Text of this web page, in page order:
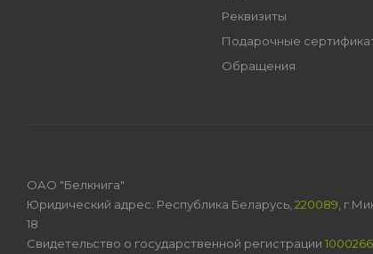
Реквизиты
Подарочные
Обращения
ОАО "Белкнига"
Юридический адрес: Республика Беларусь, 220089 ,
18
Свидетельство о государственной регистрации